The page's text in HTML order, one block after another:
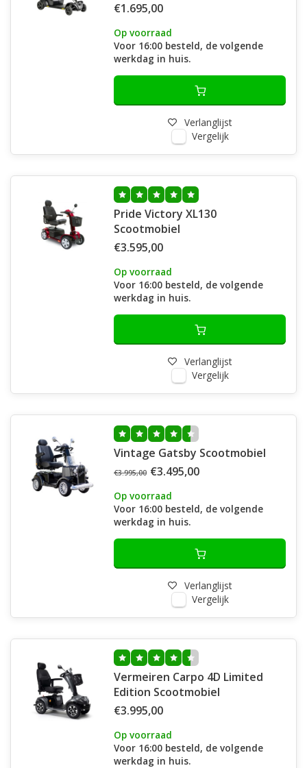
€1.695,00
Op voorraad
Voor 16:00 besteld, de volgende
werkdag in huis.
Verlanglijst
Vergelijk
Pride Victory XL130
Scootmobiel
€3.595,00
Op voorraad
Voor 16:00 besteld, de volgende
werkdag in huis.
Verlanglijst
Vergelijk
Vintage Gatsby Scootmobiel
€3.995,00 €3.495,00
Op voorraad
Voor 16:00 besteld, de volgende
werkdag in huis.
Verlanglijst
Vergelijk
Vermeiren Carpo 4D Limited
Edition Scootmobiel
€3.995,00
Op voorraad
Voor 16:00 besteld, de volgende
werkdag in huis.